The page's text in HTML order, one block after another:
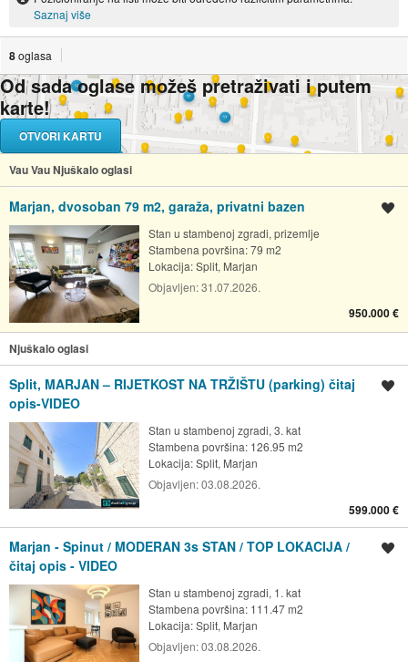
Saznaj više
8oglasa
Od sada oglase možeš pretraživati i putem
karte!
OTVORI KARTU
Vau Vau Njuškalo oglasi
Marjan, dvosoban 79 m2, garaža, privatni bazen
Stan u stambenoj zgradi, prizemlje
Stambena površina: 79 m2
Lokacija:Split, Marjan
Objavljen:31.07.2026.
950.000 €
Njuškalo oglasi
Split, MARJAN – RIJETKOST NA TRŽIŠTU (parking) čitaj
opis-VIDEO
Stan u stambenoj zgradi, 3. kat
Stambena površina: 126.95 m2
Lokacija:Split, Marjan
Objavljen:03.08.2026.
599.000 €
Marjan - Spinut / MODERAN 3s STAN / TOP LOKACIJA /
čitaj opis - VIDEO
Stan u stambenoj zgradi, 1. kat
Stambena površina: 111.47 m2
Lokacija:Split, Marjan
Objavljen:03.08.2026.